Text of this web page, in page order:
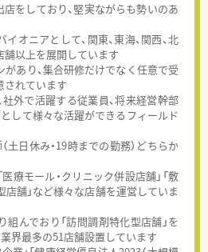
をしており、堅実ながらも勢いのあ
オニアとして、関東、東海、関西、北
舗以上を展開しています
あり、集合研修だけでなく任意で受
されています
外で活躍する従業員、将来経営幹部
して様々な活躍ができるフィールド
土日休み・19時までの勤務）どちらか
療モール・クリニック併設店舗」「敷
店舗」など様々な店舗を運営していま
んでおり「訪問調剤特化型店舗」を
界最多の51店舗設置しています